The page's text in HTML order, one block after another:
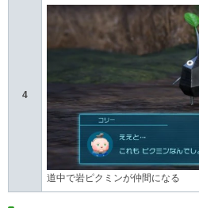
4
道中で岩ピクミンが仲間になる